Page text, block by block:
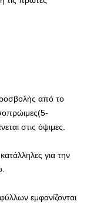
από το
στις όψιμες.
για την
εμφανίζονται